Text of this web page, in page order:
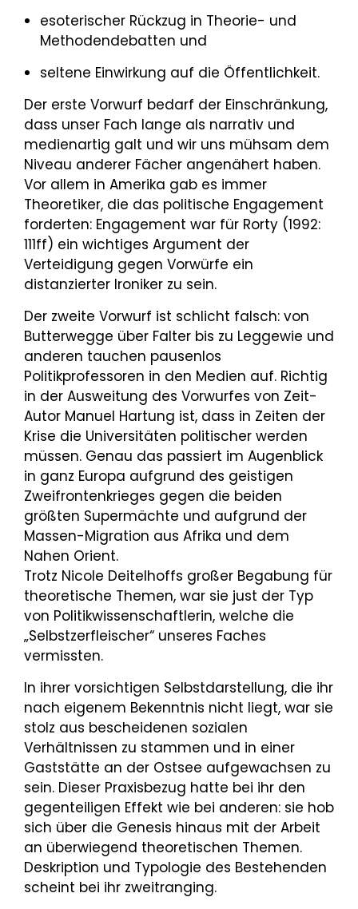
esoterischer Rückzug in Theorie- und
Methodendebatten und
seltene Einwirkung auf die Öffentlichkeit.
Der erste Vorwurf bedarf der Einschränkung,
dass unser Fach lange als narrativ und
medienartig galt und wir uns mühsam dem
Niveau anderer Fächer angenähert haben.
Vor allem in Amerika gab es immer
Theoretiker, die das politische Engagement
forderten: Engagement war für Rorty (1992:
111ff) ein wichtiges Argument der
Verteidigung gegen Vorwürfe ein
distanzierter Ironiker zu sein.
Der zweite Vorwurf ist schlicht falsch: von
Butterwegge über Falter bis zu Leggewie und
anderen tauchen pausenlos
Politikprofessoren in den Medien auf. Richtig
in der Ausweitung des Vorwurfes von Zeit-
Autor Manuel Hartung ist, dass in Zeiten der
Krise die Universitäten politischer werden
müssen. Genau das passiert im Augenblick
in ganz Europa aufgrund des geistigen
Zweifrontenkrieges gegen die beiden
größten Supermächte und aufgrund der
Massen-Migration aus Afrika und dem
Nahen Orient.
Trotz Nicole Deitelhoffs großer Begabung für
theoretische Themen, war sie just der Typ
von Politikwissenschaftlerin, welche die
„Selbstzerfleischer“ unseres Faches
vermissten.
In ihrer vorsichtigen Selbstdarstellung, die ihr
nach eigenem Bekenntnis nicht liegt, war sie
stolz aus bescheidenen sozialen
Verhältnissen zu stammen und in einer
Gaststätte an der Ostsee aufgewachsen zu
sein. Dieser Praxisbezug hatte bei ihr den
gegenteiligen Effekt wie bei anderen: sie hob
sich über die Genesis hinaus mit der Arbeit
an überwiegend theoretischen Themen.
Deskription und Typologie des Bestehenden
scheint bei ihr zweitranging.